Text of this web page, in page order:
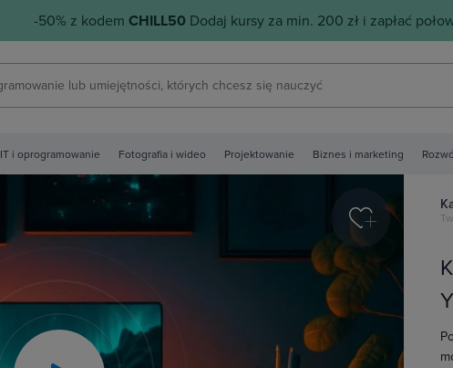
-50% z kodem CHILL50Dodaj kursy za min. 200 zł i zapłać
IT i oprogramowanie Fotografia i wideo Projektowanie Biznes i marketing